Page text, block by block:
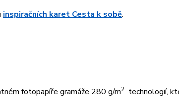
inspiračních karet Cesta k sobě.
fotopapíře gramáže 280 g/m2 technologií,